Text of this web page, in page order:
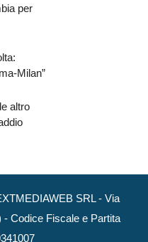
per
Milan”
altro
SRL - Via
Codice Fiscale e Partita